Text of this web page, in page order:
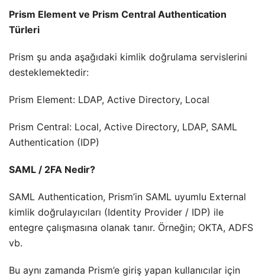
Prism Element ve Prism Central Authentication
Türleri
Prism şu anda aşağıdaki kimlik doğrulama servislerini
desteklemektedir:
Prism Element: LDAP, Active Directory, Local
Prism Central: Local, Active Directory, LDAP, SAML
Authentication (IDP)
SAML / 2FA Nedir?
SAML Authentication, Prism’in SAML uyumlu External
kimlik doğrulayıcıları (Identity Provider / IDP) ile
entegre çalışmasına olanak tanır. Örneğin; OKTA, ADFS
vb.
Bu aynı zamanda Prism’e giriş yapan kullanıcılar için